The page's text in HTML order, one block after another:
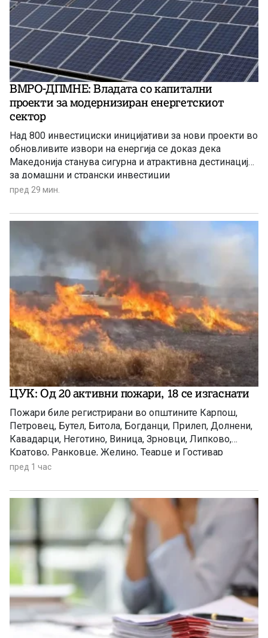
ВМРО-ДПМНЕ: Владата со капитални
проекти за модернизиран енергетскиот
сектор
Над 800 инвестициски иницијативи за нови проекти во
обновливите извори на енергија се доказ дека
Македонија станува сигурна и атрактивна дестинација
за домашни и странски инвестиции
пред 29 мин.
ЦУК: Од 20 активни пожари, 18 се изгаснати
Пожари биле регистрирани во општините Карпош,
Петровец, Бутел, Битола, Богданци, Прилеп, Долнени,
Кавадарци, Неготино, Виница, Зрновци, Липково,
Кратово, Ранковце, Желино, Теарце и Гостивар
пред 1 час